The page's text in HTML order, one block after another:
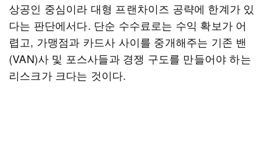
상공인 중심이라 대형 프랜차이즈 공략에 한계가 있
다는 판단에서다. 단순 수수료로는 수익 확보가 어
렵고, 가맹점과 카드사 사이를 중개해주는 기존 밴
(VAN)사 및 포스사들과 경쟁 구도를 만들어야 하는
리스크가 크다는 것이다.